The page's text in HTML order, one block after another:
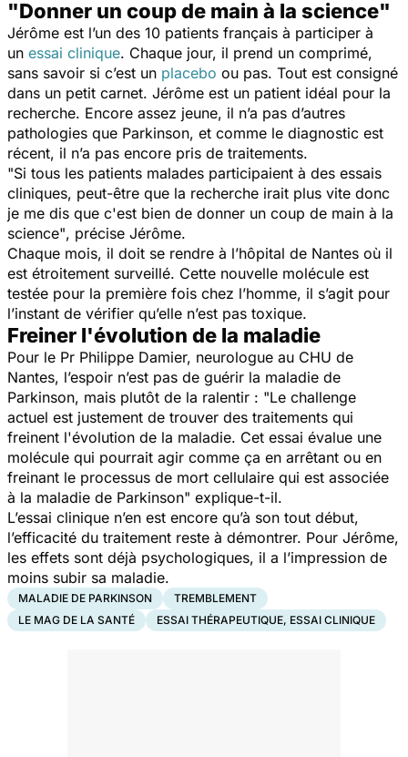
"Donner un coup de main à la science"
Jérôme est l’un des 10 patients français à participer à
un essai clinique. Chaque jour, il prend un comprimé,
sans savoir si c’est un placebo ou pas. Tout est consigné
dans un petit carnet. Jérôme est un patient idéal pour la
recherche. Encore assez jeune, il n’a pas d’autres
pathologies que Parkinson, et comme le diagnostic est
récent, il n’a pas encore pris de traitements.
"Si tous les patients malades participaient à des essais
cliniques, peut-être que la recherche irait plus vite donc
je me dis que c'est bien de donner un coup de main à la
science", précise Jérôme.
Chaque mois, il doit se rendre à l’hôpital de Nantes où il
est étroitement surveillé. Cette nouvelle molécule est
testée pour la première fois chez l’homme, il s’agit pour
l’instant de vérifier qu’elle n’est pas toxique.
Freiner l'évolution de la maladie
Pour le Pr Philippe Damier, neurologue au CHU de
Nantes, l’espoir n’est pas de guérir la maladie de
Parkinson, mais plutôt de la ralentir : "Le challenge
actuel est justement de trouver des traitements qui
freinent l'évolution de la maladie. Cet essai évalue une
molécule qui pourrait agir comme ça en arrêtant ou en
freinant le processus de mort cellulaire qui est associée
à la maladie de Parkinson" explique-t-il.
L’essai clinique n’en est encore qu’à son tout début,
l’efficacité du traitement reste à démontrer. Pour Jérôme,
les effets sont déjà psychologiques, il a l’impression de
moins subir sa maladie.
MALADIE DE PARKINSON
TREMBLEMENT
LE MAG DE LA SANTÉ
ESSAI THÉRAPEUTIQUE, ESSAI CLINIQUE